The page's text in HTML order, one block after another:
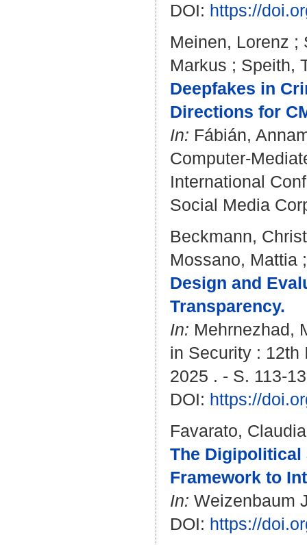
DOI: https://
Meinen, Lorenz ;
Markus ; Speith,
Deepfakes in
Directions for
In: Fábián,
Computer-
International
Social Media
Beckmann,
Mossano, Mattia
Design and
Transparency.
In: Mehrnezhad,
in Security : 12th
2025 . - S. 113-
DOI: https://
Favarato, Claudia
The Digipolitical
Framework to
In: Weizenbaum
DOI: https://